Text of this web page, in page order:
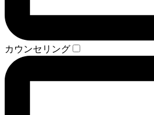
カウンセリング